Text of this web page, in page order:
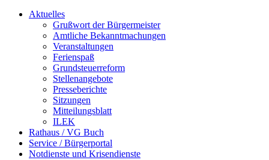
Aktuelles
Grußwort der Bürgermeister
Amtliche Bekanntmachungen
Veranstaltungen
Ferienspaß
Grundsteuerreform
Stellenangebote
Presseberichte
Sitzungen
Mitteilungsblatt
ILEK
Rathaus / VG Buch
Service / Bürgerportal
Notdienste und Krisendienste